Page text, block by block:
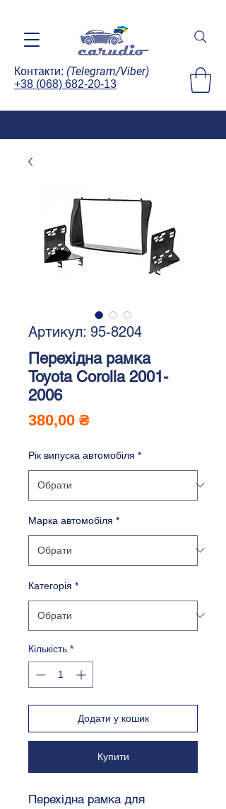
Контакти: (Telegram/Viber)
+38 (068) 682-20-13
Артикул: 95-8204
Перехідна рамка
Toyota Corolla 2001-
2006
380,00 ₴Ціна
Рік випуска автомобіля *
Марка автомобіля *
Категорія *
Кількість *
Додати у кошик
Купити
Перехідна рамка для